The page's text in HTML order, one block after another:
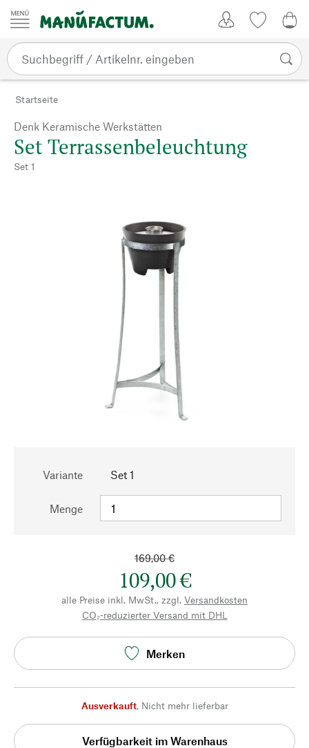
Zum Inhalt springen
Startseite
Denk Keramische Werkstätten
Set Terrassenbeleuchtung
Set 1
Variante Set 1
Menge
169,00 €
109,00 €
alle Preise inkl. MwSt., zzgl. Versandkosten
CO₂-reduzierter Versand mit DHL
Merken
Ausverkauft, Nicht mehr lieferbar
Verfügbarkeit im Warenhaus